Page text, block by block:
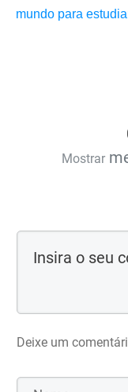
mundo para
Mostrar
Deixe um